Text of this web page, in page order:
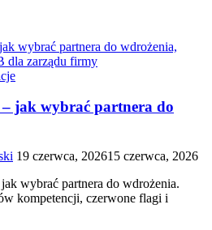
jak wybrać partnera do
19 czerwca, 202615 czerwca, 2026
wybrać partnera do wdrożenia.
kompetencji, czerwone flagi i